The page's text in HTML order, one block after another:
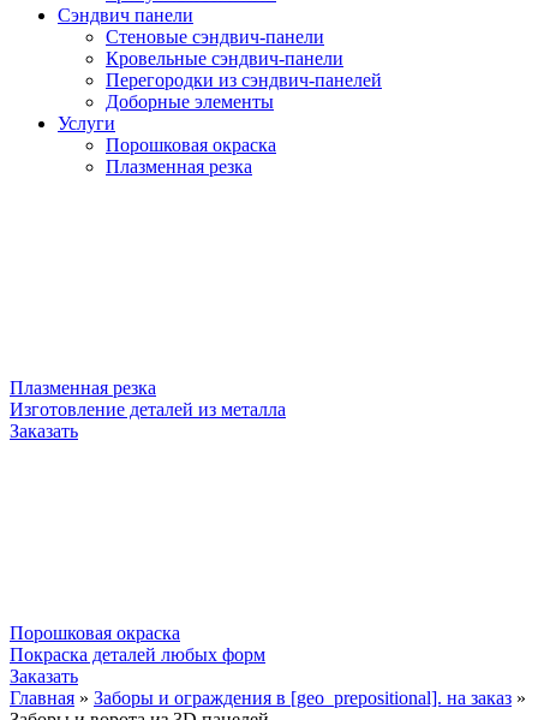
Сэндвич панели
Стеновые сэндвич-панели
Кровельные сэндвич-панели
Перегородки из сэндвич-панелей
Доборные элементы
Услуги
Порошковая окраска
Плазменная резка
Плазменная резка
Изготовление деталей из металла
Заказать
Порошковая окраска
Покраска деталей любых форм
Заказать
Главная » Заборы и ограждения в [geo_prepositional]. на заказ »